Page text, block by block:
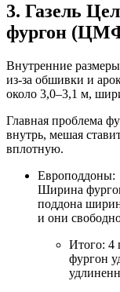
3. Газель
фургон
Внутренние
из-за обшивки и
около 3,0–3,1 м,
Главная проблема
внутрь, мешая
вплотную.
Европоддоны:
Ширина
поддона
и они
Итого: 4
фургон